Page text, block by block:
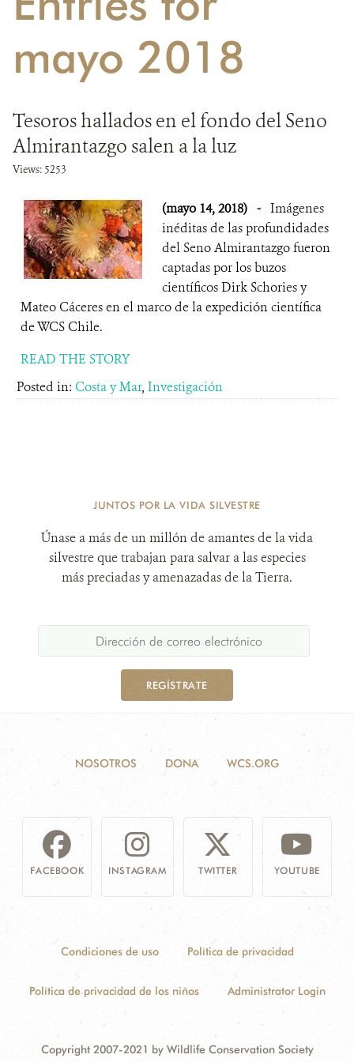
DONA
mayo 2018
Tesoros hallados en el fondo del Seno
Almirantazgo salen a la luz
Views: 5253
(mayo 14, 2018) - Imágenes
inéditas de las profundidades
del Seno Almirantazgo fueron
captadas por los buzos
científicos Dirk Schories y
Mateo Cáceres en el marco de la expedición científica
de WCS Chile.
READ THE STORY
Posted in: Costa y Mar, Investigación
JUNTOS POR LA VIDA SILVESTRE
Únase a más de un millón de amantes de la vida
silvestre que trabajan para salvar a las especies
más preciadas y amenazadas de la Tierra.
REGÍSTRATE
NOSOTROS DONA WCS.ORG
FACEBOOK INSTAGRAM TWITTER YOUTUBE
Condiciones de uso Política de privacidad
Política de privacidad de los niños Administrator Login
Copyright 2007-2021 by Wildlife Conservation Society